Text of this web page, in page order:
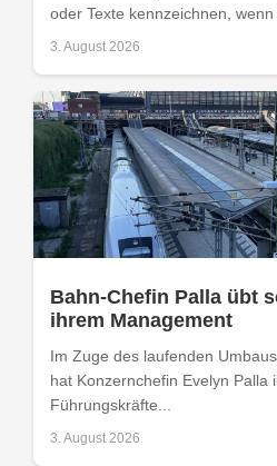
oder Texte kennzeichnen, wenn
3. August 2026
Bahn-Chefin Palla übt
ihrem Management
Im Zuge des laufenden
hat Konzernchefin Evelyn Palla
Führungskräfte...
3. August 2026